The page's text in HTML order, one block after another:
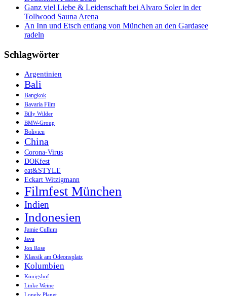
Ganz viel Liebe & Leidenschaft bei Alvaro Soler in der
Tollwood Sauna Arena
An Inn und Etsch entlang von München an den Gardasee
radeln
Schlagwörter
Argentinien
Bali
Bangkok
Bavaria Film
Billy Wilder
BMW-Group
Bolivien
China
Corona-Virus
DOKfest
eat&STYLE
Eckart Witzigmann
Filmfest München
Indien
Indonesien
Jamie Cullum
Java
Jon Rose
Klassik am Odeonsplatz
Kolumbien
Königshof
Linke Weine